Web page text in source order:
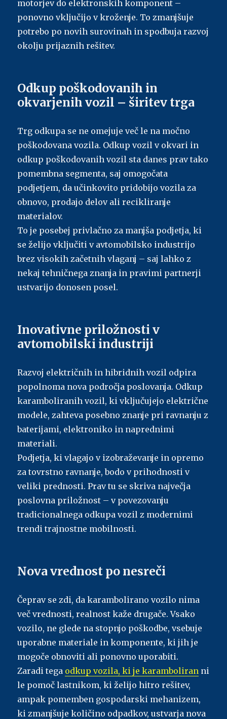
motorjev do elektronskih komponent –
ponovno vključijo v kroženje. To zmanjšuje
potrebo po novih surovinah in spodbuja razvoj
okolju prijaznih rešitev.
Odkup poškodovanih in
okvarjenih vozil – širitev trga
Trg odkupa se ne omejuje več le na močno
poškodovana vozila. Odkup vozil v okvari in
odkup poškodovanih vozil sta danes prav tako
pomembna segmenta, saj omogočata
podjetjem, da učinkovito pridobijo vozila za
obnovo, prodajo delov ali recikliranje
materialov.
To je posebej privlačno za manjša podjetja, ki
se želijo vključiti v avtomobilsko industrijo
brez visokih začetnih vlaganj – saj lahko z
nekaj tehničnega znanja in pravimi partnerji
ustvarijo donosen posel.
Inovativne priložnosti v
avtomobilski industriji
Razvoj električnih in hibridnih vozil odpira
popolnoma nova področja poslovanja. Odkup
karamboliranih vozil, ki vključujejo električne
modele, zahteva posebno znanje pri ravnanju z
baterijami, elektroniko in naprednimi
materiali.
Podjetja, ki vlagajo v izobraževanje in opremo
za tovrstno ravnanje, bodo v prihodnosti v
veliki prednosti. Prav tu se skriva največja
poslovna priložnost – v povezovanju
tradicionalnega odkupa vozil z modernimi
trendi trajnostne mobilnosti.
Nova vrednost po nesreči
Čeprav se zdi, da karambolirano vozilo nima
več vrednosti, realnost kaže drugače. Vsako
vozilo, ne glede na stopnjo poškodbe, vsebuje
uporabne materiale in komponente, ki jih je
mogoče obnoviti ali ponovno uporabiti.
Zaradi tega odkup vozila, ki je karamboliran ni
le pomoč lastnikom, ki želijo hitro rešitev,
ampak pomemben gospodarski mehanizem,
ki zmanjšuje količino odpadkov, ustvarja nova